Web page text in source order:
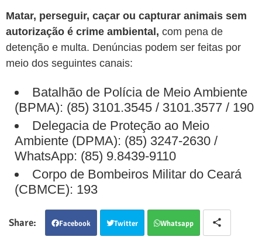
Matar, perseguir, caçar ou capturar animais sem
autorização é crime ambiental, com pena de
detenção e multa. Denúncias podem ser feitas por
meio dos seguintes canais:
Batalhão de Polícia de Meio Ambiente
(BPMA): (85) 3101.3545 / 3101.3577 / 190
Delegacia de Proteção ao Meio
Ambiente (DPMA): (85) 3247-2630 /
WhatsApp: (85) 9.8439-9110
Corpo de Bombeiros Militar do Ceará
(CBMCE): 193
Facebook Twitter Whatsapp